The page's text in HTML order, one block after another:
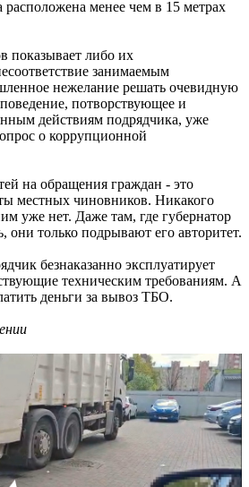
расположена менее чем в 15 метрах
показывает либо их
занимаемым
нежелание решать очевидную
потворствующее и
действиям подрядчика, уже
о коррупционной
на обращения граждан - это
местных чиновников. Никакого
уже нет. Даже там, где губернатор
они только подрывают его авторитет.
безнаказанно эксплуатирует
техническим требованиям. А
деньги за вывоз ТБО.